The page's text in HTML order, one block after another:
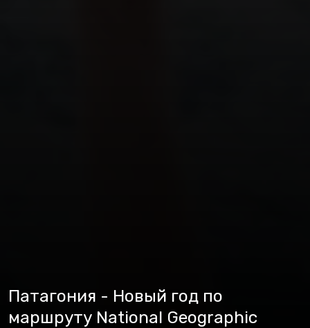
Патагония - Новый год по
маршруту National Geographic